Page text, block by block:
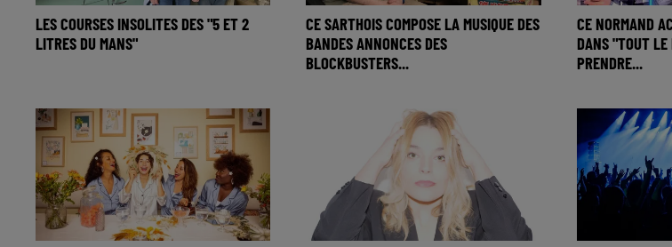
LES COURSES INSOLITES DES "5 ET 2
LITRES DU MANS"
CE SARTHOIS COMPOSE LA MUSIQUE DES
BANDES ANNONCES DES
BLOCKBUSTERS...
CE NORMAND
DANS "TOUT LE
PRENDRE...